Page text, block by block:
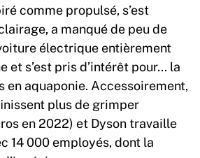
comme propulsé, s’est
a manqué de peu de
électrique entièrement
et s’est pris d’intérêt pour… la
en aquaponie. Accessoirement,
plus de grimper
en 2022) et Dyson travaille
14 000 employés, dont la